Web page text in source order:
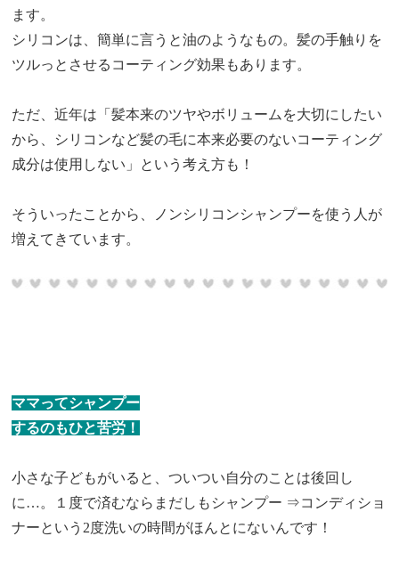
ます。
シリコンは、簡単に言うと油のようなもの。髪の手触りを
ツルっとさせるコーティング効果もあります。
ただ、近年は「髪本来のツヤやボリュームを大切にしたい
から、シリコンなど髪の毛に本来必要のないコーティング
成分は使用しない」という考え方も！
そういったことから、ノンシリコンシャンプーを使う人が
増えてきています。
ママってシャンプー
するのもひと苦労！
小さな子どもがいると、ついつい自分のことは後回し
に…。１度で済むならまだしもシャンプー ⇒コンディショ
ナーという2度洗いの時間がほんとにないんです！